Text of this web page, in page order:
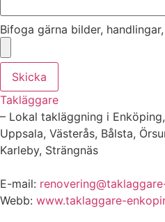
Bifoga gärna bilder,
Skicka
Takläggare
– Lokal takläggning i
Uppsala, Västerås, Bålsta,
Karleby, Strängnäs
E-mail:
Webb: www.taklaggare-